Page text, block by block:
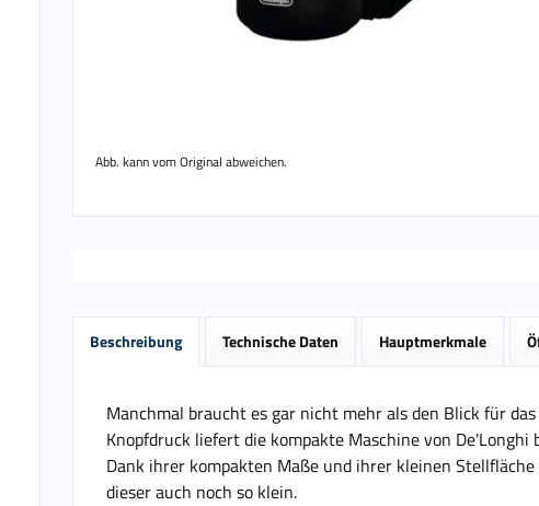
Abb. kann vom Original abweichen.
Beschreibung Technische Daten Hauptmerkmale
Manchmal braucht es gar nicht mehr als den Blick für
Knopfdruck liefert die kompakte Maschine von
Dank ihrer kompakten Maße und ihrer kleinen
dieser auch noch so klein.